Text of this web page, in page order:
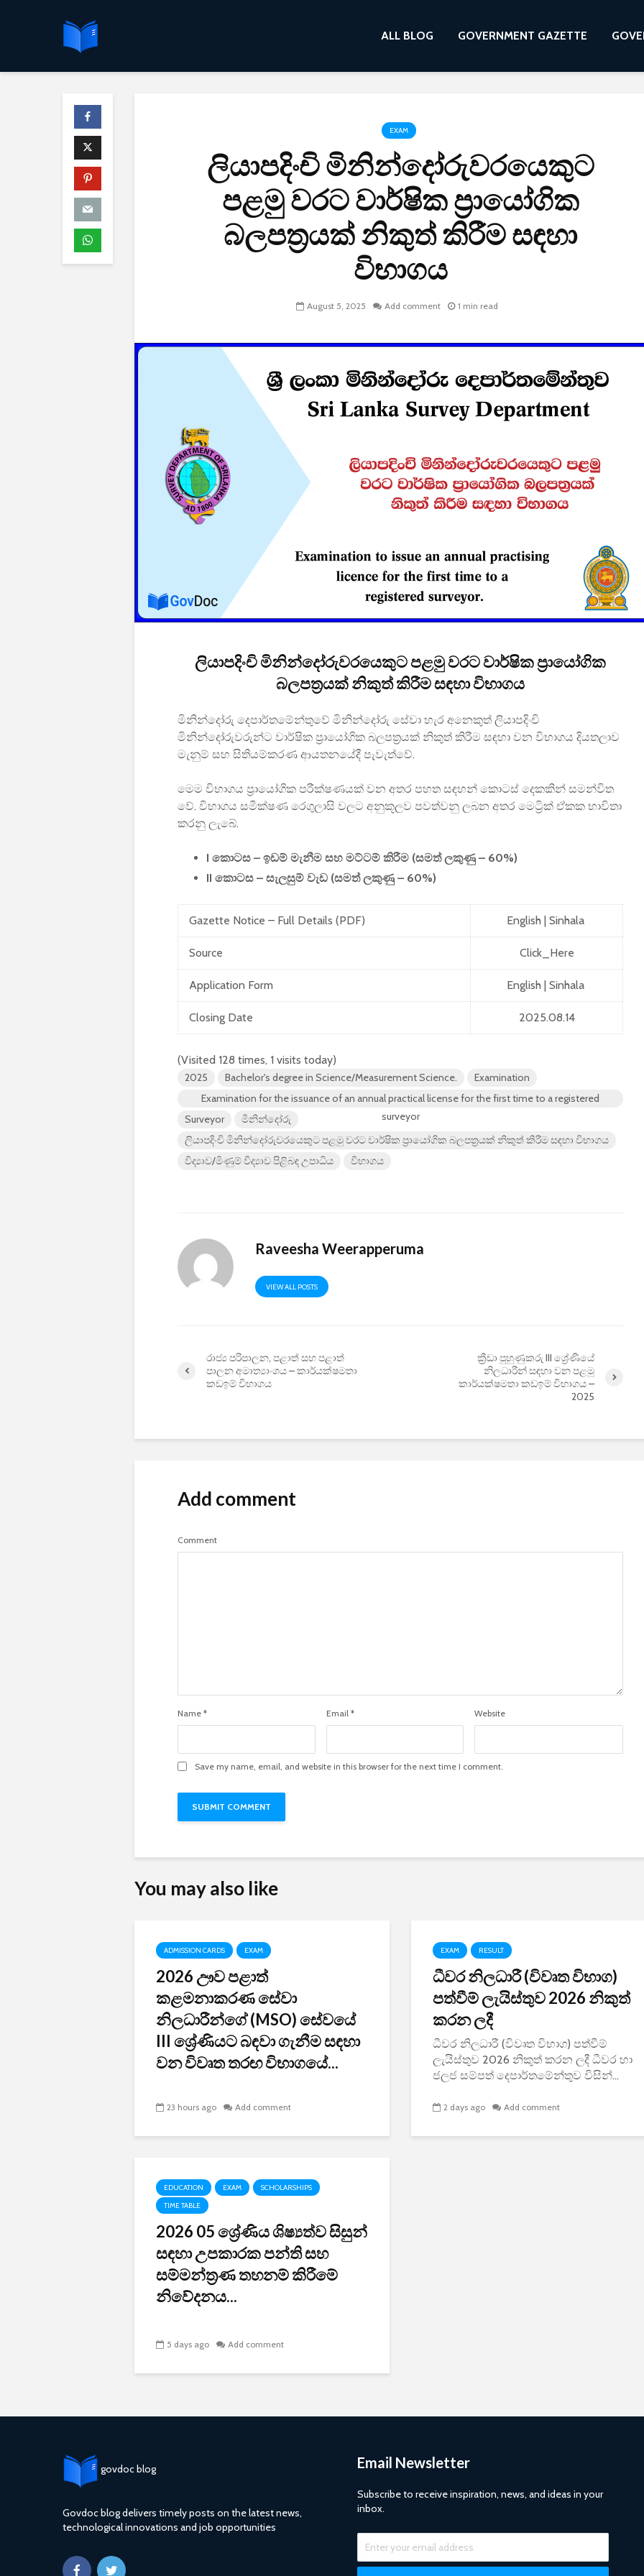
ALL BLOG GOVERNMENT GAZETTE
EXAM
ලියාපදිංචි මිනින්දෝරුවරයෙකුට
පළමු වරට වාර්ෂික ප්‍රායෝගික
බලපත්‍රයක් නිකුත් කිරීම සඳහා
විභාගය
August 5, 2025 Add comment 1 min read
ලියාපදිංචි මිනින්දෝරුවරයෙකුට පළමු වරට වාර්ෂික ප්‍රායෝගික
බලපත්‍රයක් නිකුත් කිරීම සඳහා විභාගය
මිනින්දෝරු දෙපාර්තමේන්තුවේ මිනින්දෝරු සේවා හැර අනෙකුත් ලියාපදිංචි
මිනින්දෝරුවරුන්ට වාර්ෂික ප්‍රායෝගික බලපත්‍රයක් නිකුත් කිරීම සඳහා වන විභාගය දියතලාව
මැනුම් සහ සිතියම්කරණ ආයතනයේදී පැවැත්වේ.
මෙම විභාගය ප්‍රායෝගික පරීක්ෂණයක් වන අතර පහත සඳහන් කොටස් දෙකකින් සමන්විත
වේ. විභාගය සමීක්ෂණ රෙගුලාසි වලට අනුකූලව පවත්වනු ලබන අතර මෙට්‍රික් ඒකක භාවිතා
කරනු ලැබේ.
I කොටස – ඉඩම් මැනීම සහ මට්ටම් කිරීම (සමත් ලකුණු – 60%)
II කොටස – සැලසුම් වැඩ (සමත් ලකුණු – 60%)
Gazette Notice – Full Details (PDF) English | Sinhala
Source Click_Here
Application Form English | Sinhala
Closing Date 2025.08.14
(Visited 128 times, 1 visits today)
2025 Bachelor's degree in Science/Measurement Science.
Examination
Examination for the issuance of an annual practical license for the first time to a registered
surveyor
Surveyor
මිනින්දෝරු
ලියාපදිංචි මිනින්දෝරුවරයෙකුට පළමු වරට වාර්ෂික ප්‍රායෝගික බලපත්‍රයක් නිකුත් කිරීම සඳහා විභාගය
විද්‍යාව/මිණුම් විද්‍යාව පිළිබඳ උපාධිය
විභාගය
Raveesha Weerapperuma
VIEW ALL POSTS
රාජ්‍ය පරිපාලන, පළාත් සහ පළාත්
පාලන අමාත්‍යාංශය – කාර්යක්ෂමතා
කඩඉම් විභාගය
ක්‍රීඩා පුහුණුකරු III ශ්‍රේණියේ
නිලධාරීන් සඳහා වන පළමු
කාර්යක්ෂමතා කඩඉම් විභාගය –
2025
Add comment
Comment
Name * Email * Website
Save my name, email, and website in this browser for the next time I comment.
You may also like
ADMISSION CARDS EXAM
2026 ඌව පළාත්
කළමනාකරණ සේවා
නිලධාරීන්ගේ (MSO) සේවයේ
III ශ්‍රේණියට බඳවා ගැනීම සඳහා
වන විවෘත තරඟ විභාගයේ...
23 hours ago Add comment
EXAM RESULT
ධීවර නිලධාරී (විවෘත විභාග)
පත්වීම් ලැයිස්තුව 2026 නිකුත්
කරන ලදී
ධීවර නිලධාරී (විවෘත විභාග) පත්වීම්
ලැයිස්තුව 2026 නිකුත් කරන ලදී ධීවර හා
ජලජ සම්පත් දෙපාර්තමේන්තුව විසින්...
2 days ago Add comment
EDUCATION EXAM
SCHOLARSHIPS
TIME TABLE
2026 05 ශ්‍රේණිය ශිෂ්‍යත්ව සිසුන්
සඳහා උපකාරක පන්ති සහ
සම්මන්ත්‍රණ තහනම් කිරීමේ
නිවේදනය...
5 days ago Add comment
අධ්‍යයනය පිළිබඳ
2026 සදහා අයදුම්පත්
HelaPOS QR කේත
2025 (2026) අ.පො.ස.
උසස් පෙළ විභාග
ප්‍රතිඵල නිකුත් කෙරේ
කරයි
govdoc blog
Govdoc blog delivers timely posts on the latest news,
technological innovations and job opportunities
Email Newsletter
Subscribe to receive inspiration, news, and ideas in your
inbox.